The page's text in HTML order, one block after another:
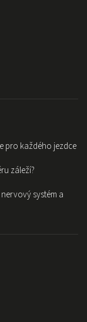
pro každého jezdce
záleží?
systém a